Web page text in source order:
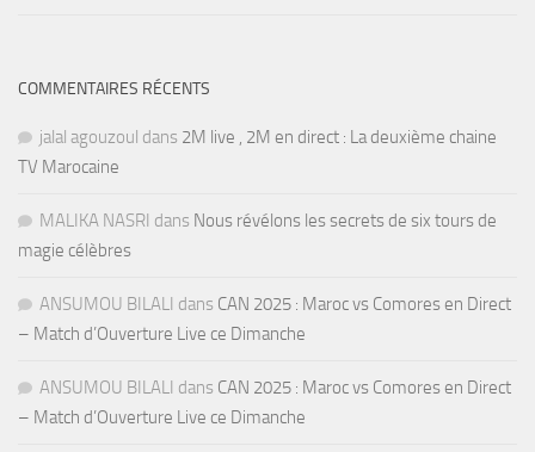
COMMENTAIRES RÉCENTS
jalal agouzoul dans 2M live , 2M en direct : La deuxième chaine
TV Marocaine
MALIKA NASRI dans Nous révélons les secrets de six tours de
magie célèbres
ANSUMOU BILALI dans CAN 2025 : Maroc vs Comores en Direct
– Match d’Ouverture Live ce Dimanche
ANSUMOU BILALI dans CAN 2025 : Maroc vs Comores en Direct
– Match d’Ouverture Live ce Dimanche